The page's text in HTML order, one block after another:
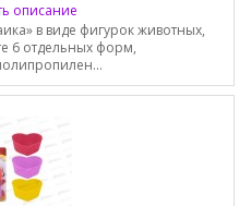
описание
в виде фигурок животных,
6 отдельных форм,